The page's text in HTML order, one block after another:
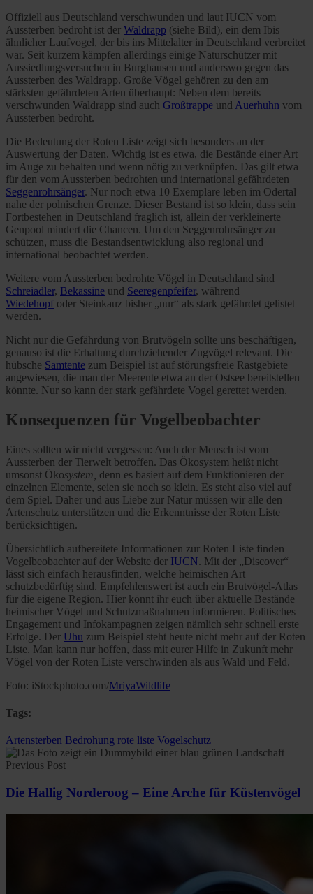
Offiziell aus Deutschland verschwunden und laut IUCN vom
Aussterben bedroht ist der Waldrapp (siehe Bild), ein dem Ibis
ähnlicher Laufvogel, der bis ins Mittelalter in Deutschland verbreitet
war. Seit kurzem kämpfen allerdings einige Naturschützer mit
Aussiedlungsversuchen in Burghausen und anderswo gegen das
Aussterben des Waldrapp. Große Vögel gehören zu den am
stärksten gefährdeten Arten überhaupt: Neben dem bereits
verschwunden Waldrapp sind auch Großtrappe und Auerhuhn vom
Aussterben bedroht.
Die Bedeutung der Roten Liste zeigt sich besonders an der
Auswertung der Daten. Wichtig ist es etwa, die Bestände einer Art
im Auge zu behalten und wenn nötig zu verknüpfen. Das gilt etwa
für den vom Aussterben bedrohten und international gefährdeten
Seggenrohrsänger. Nur noch etwa 10 Exemplare leben im Odertal
nahe der polnischen Grenze. Dieser Bestand ist so klein, dass sein
Fortbestehen in Deutschland fraglich ist, allein der verkleinerte
Genpool mindert die Chancen. Um den Seggenrohrsänger zu
schützen, muss die Bestandsentwicklung also regional und
international beobachtet werden.
Weitere vom Aussterben bedrohte Vögel in Deutschland sind
Schreiadler, Bekassine und Seeregenpfeifer, während
Wiedehopf oder Steinkauz bisher „nur“ als stark gefährdet gelistet
werden.
Nicht nur die Gefährdung von Brutvögeln sollte uns beschäftigen,
genauso ist die Erhaltung durchziehender Zugvögel relevant. Die
hübsche Samtente zum Beispiel ist auf störungsfreie Rastgebiete
angewiesen, die man der Meerente etwa an der Ostsee bereitstellen
könnte. Nur so kann der stark gefährdete Vogel gerettet werden.
Konsequenzen für Vogelbeobachter
Eines sollten wir nicht vergessen: Auch der Mensch ist vom
Aussterben der Tierwelt betroffen. Das Ökosystem heißt nicht
umsonst Ökosystem denn es basiert auf dem Funktionieren der
einzelnen Elemente, seien sie noch so klein. Es steht also viel auf
dem Spiel. Daher und aus Liebe zur Natur müssen wir alle den
Artenschutz unterstützen und die Erkenntnisse der Roten Liste
berücksichtigen.
Übersichtlich aufbereitete Informationen zur Roten Liste finden
Vogelbeobachter auf der Website der IUCN. Mit der „Discover“
lässt sich einfach herausfinden, welche heimischen Art
schutzbedürftig sind. Empfehlenswert ist auch ein Brutvögel-Atlas
für die eigene Region. Hier könnt ihr euch über aktuelle Bestände
heimischer Vögel und Schutzmaßnahmen informieren. Politisches
Engagement und Infokampagnen zeigen nämlich sehr schnell erste
Erfolge. Der Uhu zum Beispiel steht heute nicht mehr auf der Roten
Liste. Man kann nur hoffen, dass mit eurer Hilfe in Zukunft mehr
Vögel von der Roten Liste verschwinden als aus Wald und Feld.
Foto: iStockphoto.com/MriyaWildlife
Tags:
Artensterben Bedrohung rote liste Vogelschutz
Previous Post
Die Hallig Norderoog – Eine Arche für Küstenvögel